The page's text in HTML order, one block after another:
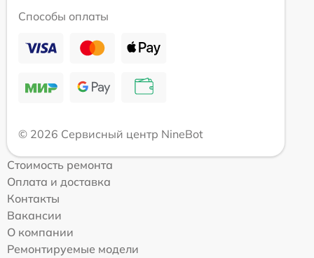
Способы оплаты
© 2026 Сервисный центр NineBot
Стоимость ремонта
Оплата и доставка
Контакты
Вакансии
О компании
Ремонтируемые модели